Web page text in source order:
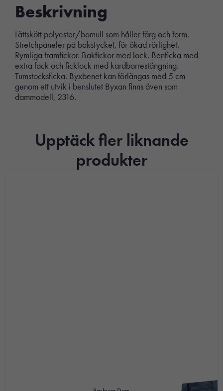
Beskrivning
Lättskött polyester/bomull som håller färg och form.
Stretchpaneler på bakstycket, för ökad rörlighet.
Rymliga framfickor. Bakfickor med lock. Benficka med
extra fack och ficklock med kardborrestängning.
Tumstocksficka. Byxbenet kan förlängas med 5 cm
genom ett utvik i benslutet Byxan finns även som
dammodell, 2316.
Upptäck fler liknande
produkter